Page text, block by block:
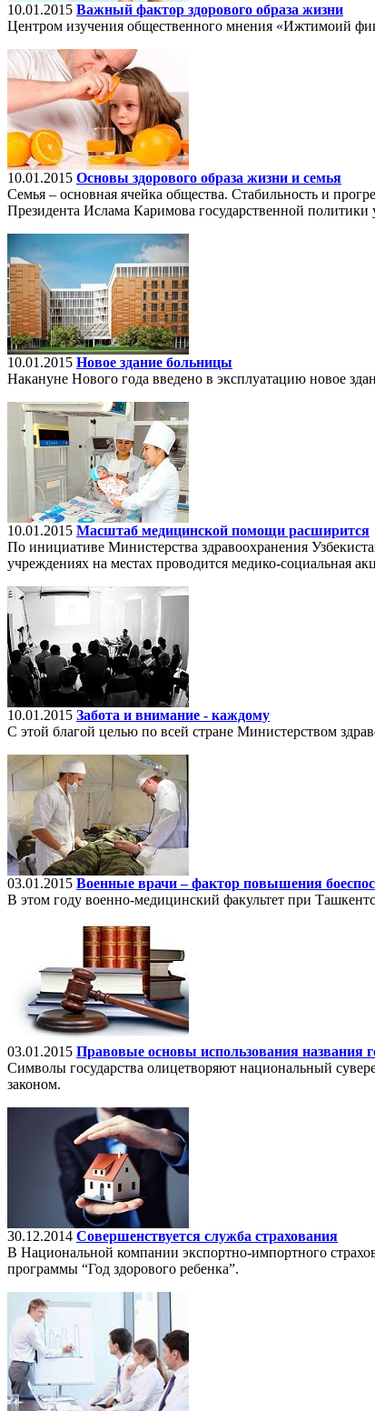
10.01.2015 Важный фактор здорового образа жизни
Центром изучения общественного мнения «Ижтимоий
10.01.2015 Основы здорового образа жизни и семья
Семья – основная ячейка общества. Стабильность и
Президента Ислама Каримова государственной политики
10.01.2015 Новое здание больницы
Накануне Нового года введено в эксплуатацию новое
10.01.2015 Масштаб медицинской помощи расширится
По инициативе Министерства здравоохранения
учреждениях на местах проводится медико-социальная
10.01.2015 Забота и внимание - каждому
С этой благой целью по всей стране Министерством
03.01.2015 Военные врачи – фактор повышения
В этом году военно-медицинский факультет при
03.01.2015 Правовые основы использования названия
Символы государства олицетворяют национальный
законом.
30.12.2014 Совершенствуется служба страхования
В Национальной компании экспортно-импортного
программы “Год здорового ребенка”.